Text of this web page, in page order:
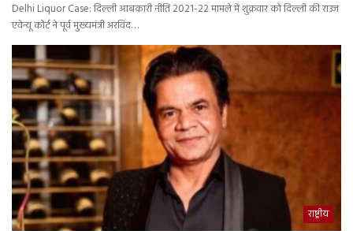
Delhi Liquor Case: दिल्ली आबकारी नीति 2021-22 मामले में शुक्रवार को दिल्ली की राउज
एवेन्यू कोर्ट ने पूर्व मुख्यमंत्री अरविंद…
राष्ट्रीय